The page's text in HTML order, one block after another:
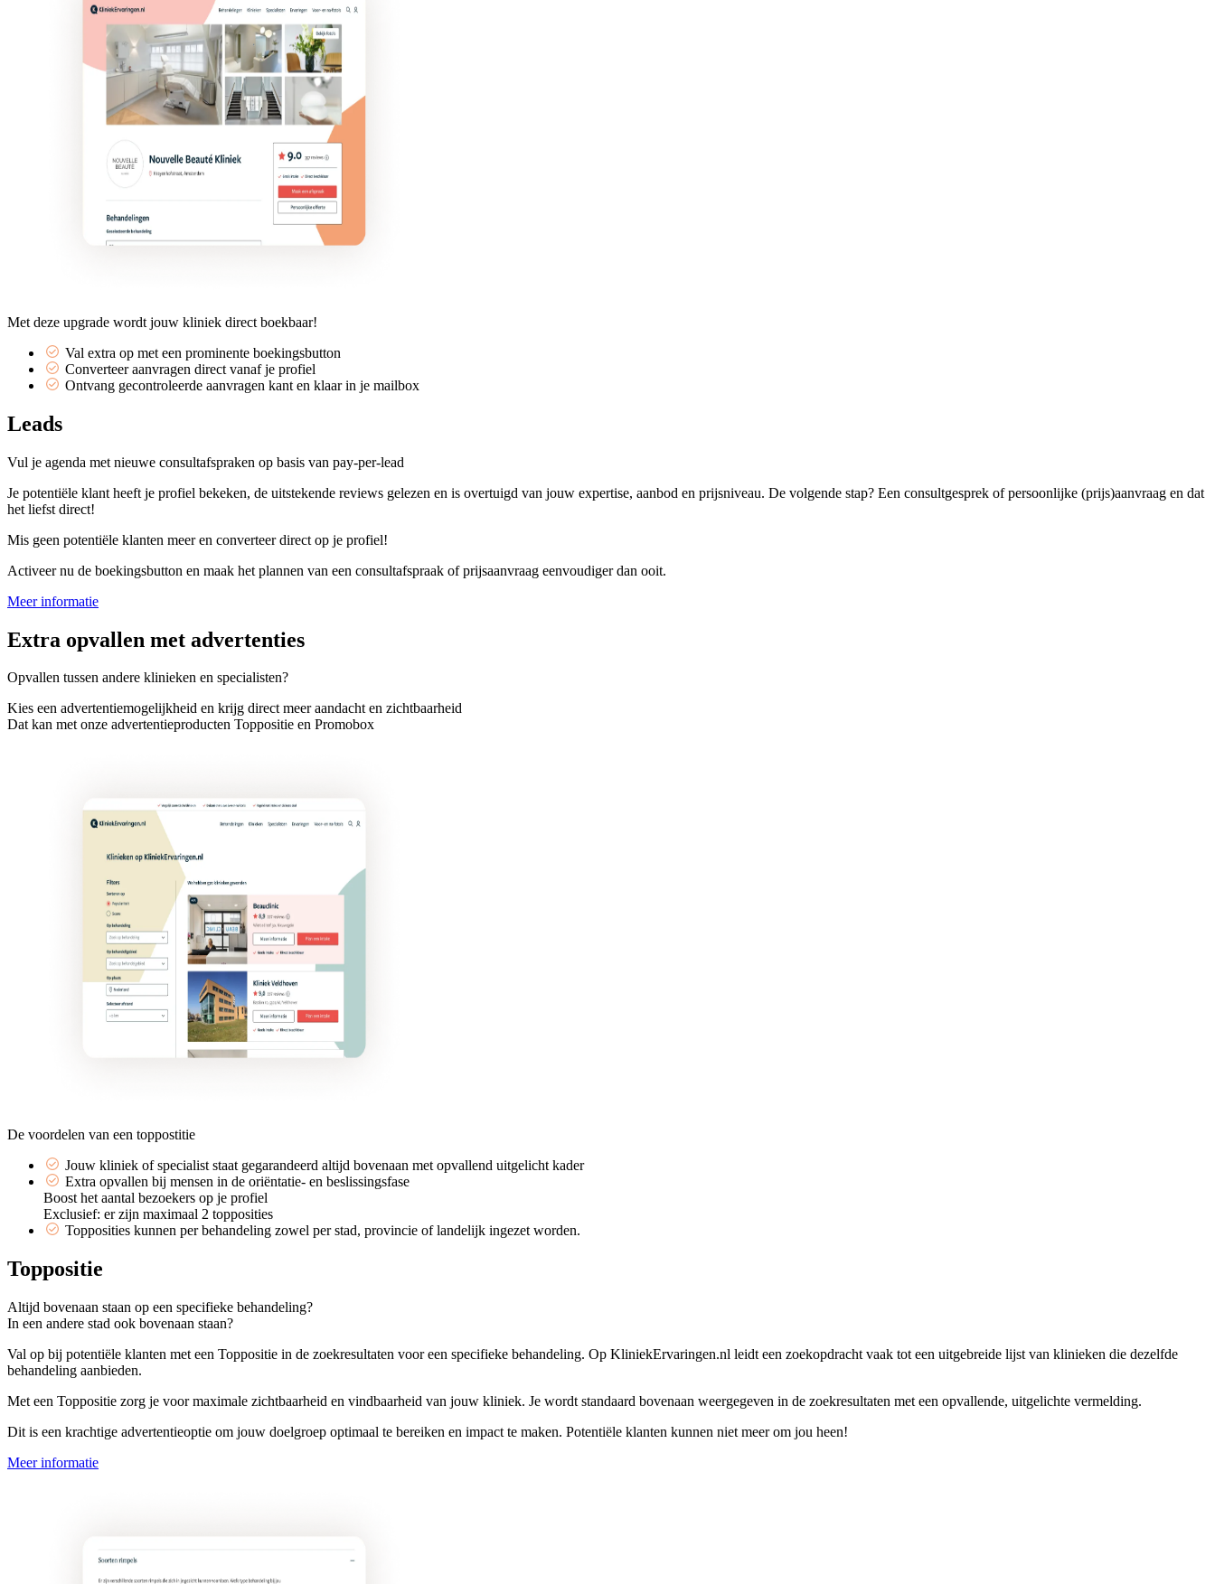
Met deze upgrade wordt jouw kliniek direct boekbaar!
Val extra op met een prominente boekingsbutton
Converteer aanvragen direct vanaf je profiel
Ontvang gecontroleerde aanvragen kant en klaar in je mailbox
Leads
Vul je agenda met nieuwe consultafspraken op basis van pay-per-lead
Je potentiële klant heeft je profiel bekeken, de uitstekende reviews gelezen en is overtuigd van jouw expertise, aanbod en prijsniveau. De volgende stap? Een consultgesprek of persoonlijke (prijs)aanvraag en dat
het liefst direct!
Mis geen potentiële klanten meer en converteer direct op je profiel!
Activeer nu de boekingsbutton en maak het plannen van een consultafspraak of prijsaanvraag eenvoudiger dan ooit.
Meer informatie
Extra opvallen met advertenties
Opvallen tussen andere klinieken en specialisten?
Kies een advertentiemogelijkheid en krijg direct meer aandacht en zichtbaarheid
Dat kan met onze advertentieproducten Toppositie en Promobox
De voordelen van een toppostitie
Jouw kliniek of specialist staat gegarandeerd altijd bovenaan met opvallend uitgelicht kader
Extra opvallen bij mensen in de oriëntatie- en beslissingsfase
Boost het aantal bezoekers op je profiel
Exclusief: er zijn maximaal 2 topposities
Topposities kunnen per behandeling zowel per stad, provincie of landelijk ingezet worden.
Toppositie
Altijd bovenaan staan op een specifieke behandeling?
In een andere stad ook bovenaan staan?
Val op bij potentiële klanten met een Toppositie in de zoekresultaten voor een specifieke behandeling. Op KliniekErvaringen.nl leidt een zoekopdracht vaak tot een uitgebreide lijst van klinieken die dezelfde
behandeling aanbieden.
Met een Toppositie zorg je voor maximale zichtbaarheid en vindbaarheid van jouw kliniek. Je wordt standaard bovenaan weergegeven in de zoekresultaten met een opvallende, uitgelichte vermelding.
Dit is een krachtige advertentieoptie om jouw doelgroep optimaal te bereiken en impact te maken. Potentiële klanten kunnen niet meer om jou heen!
Meer informatie